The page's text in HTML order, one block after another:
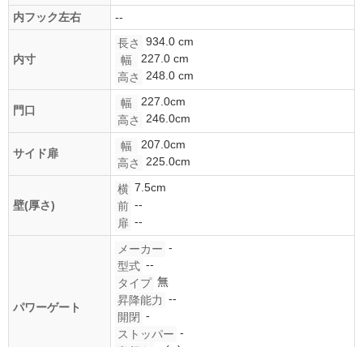
内フック左右
--
内寸
長さ
934.0 cm
幅
227.0 cm
高さ
248.0 cm
門口
幅
227.0cm
高さ
246.0cm
サイド扉
幅
207.0cm
高さ
225.0cm
壁(厚さ)
横 7.5cm
前 --
扉 --
パワーゲート
メーカー -
型式 --
タイプ 無
昇降能力 --
開閉 -
ストッパー -